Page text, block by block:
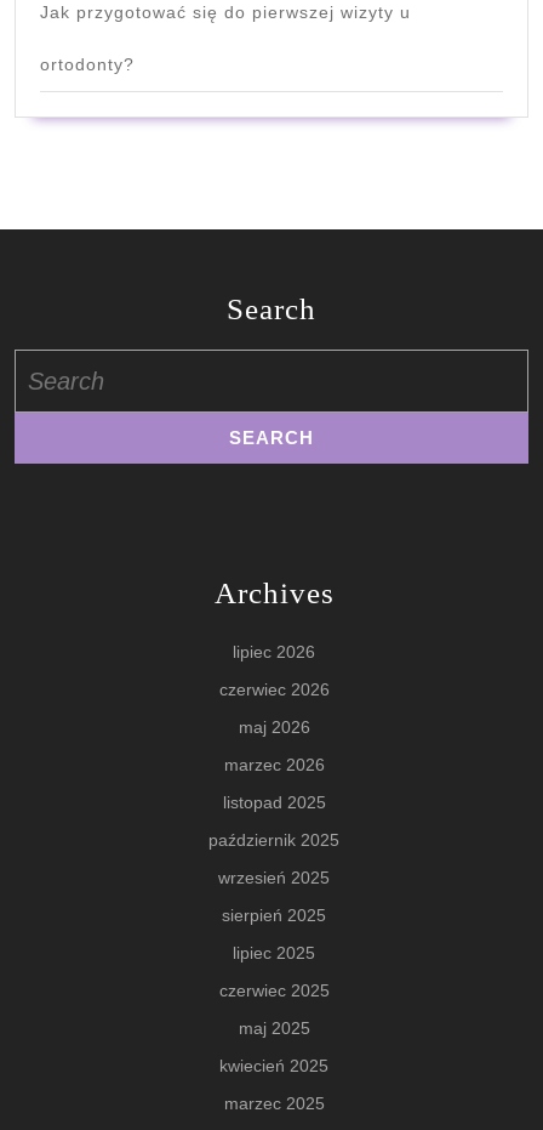
Jak przygotować się do pierwszej wizyty u
ortodonty?
Search
for:
Archives
lipiec 2026
czerwiec 2026
maj 2026
marzec 2026
listopad 2025
październik 2025
wrzesień 2025
sierpień 2025
lipiec 2025
czerwiec 2025
maj 2025
kwiecień 2025
marzec 2025